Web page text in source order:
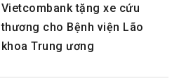
Vietcombank tặng xe cứu
thương cho Bệnh viện Lão
khoa Trung ương